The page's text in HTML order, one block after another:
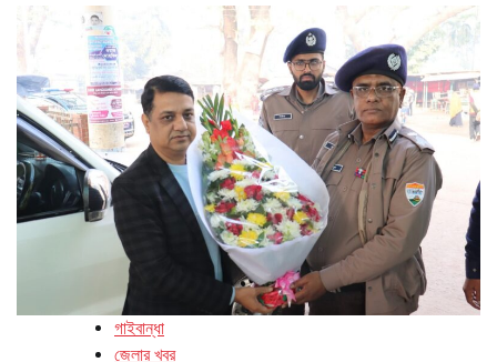
গাইবান্ধা
জেলার খবর